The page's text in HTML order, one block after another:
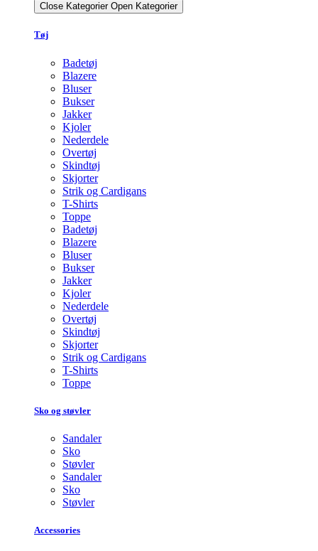
Close Kategorier Open Kategorier
Tøj
Badetøj
Blazere
Bluser
Bukser
Jakker
Kjoler
Nederdele
Overtøj
Skindtøj
Skjorter
Strik og Cardigans
T-Shirts
Toppe
Badetøj
Blazere
Bluser
Bukser
Jakker
Kjoler
Nederdele
Overtøj
Skindtøj
Skjorter
Strik og Cardigans
T-Shirts
Toppe
Sko og støvler
Sandaler
Sko
Støvler
Sandaler
Sko
Støvler
Accessories